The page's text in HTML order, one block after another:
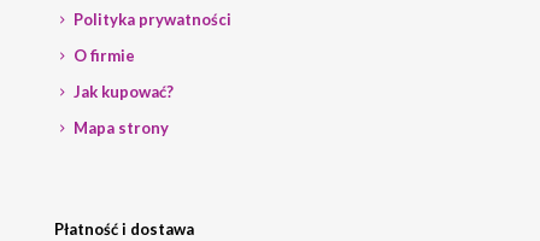
Polityka prywatności
O firmie
Jak kupować?
Mapa strony
Płatność i dostawa